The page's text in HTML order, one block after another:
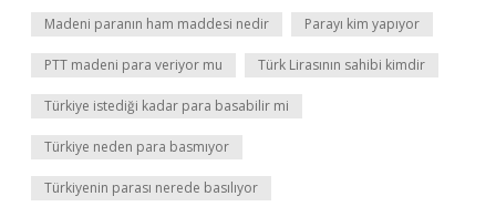
Madeni paranın ham maddesi nedir Parayı kim yapıyor
PTT madeni para veriyor mu Türk Lirasının sahibi kimdir
Türkiye istediği kadar para basabilir mi
Türkiye neden para basmıyor
Türkiyenin parası nerede basılıyor